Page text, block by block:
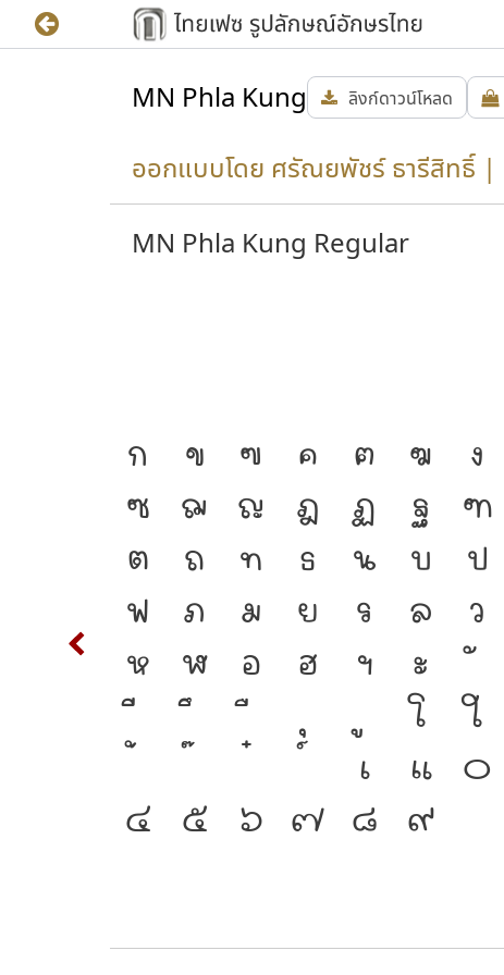
MN Phla Kung ลิงก์ดาวน์โหลด
ออกแบบโดย ศรัณยพัชร์ ธารีสิทธิ์
MN Phla Kung Regular
ก ข ฃ ค ฅ ฆ ง
ซ
ฌ ญ ฎ ฏ ฐ ฑ
ต
ถ ท ธ น บ ป
ฟ
ภ ม ย ร ล ว
ห
ฬ อ ฮ ฯ ะ
โ
ใ
เ
แ ๐
๔
๕ ๖ ๗ ๘ ๙